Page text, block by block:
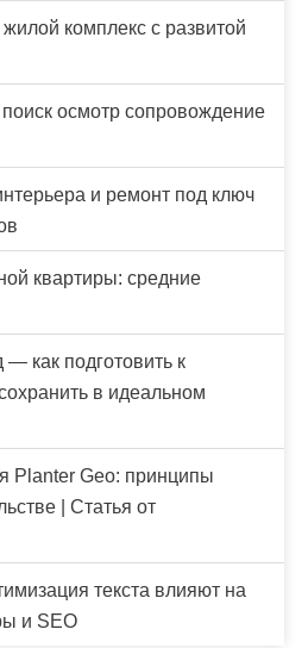
комплекс с развитой
осмотр сопровождение
и ремонт под ключ
квартиры: средние
как подготовить к
в идеальном
Planter Geo: принципы
| Статья от
текста влияют на
и SEO